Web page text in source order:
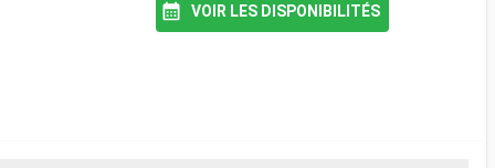
VOIR LES DISPONIBILITÉS